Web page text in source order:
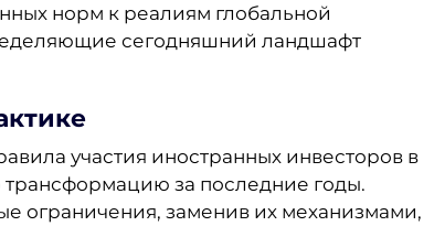
норм к реалиям глобальной
сегодняшний ландшафт
участия иностранных инвесторов в
трансформацию за последние годы.
ограничения, заменив их механизмами,